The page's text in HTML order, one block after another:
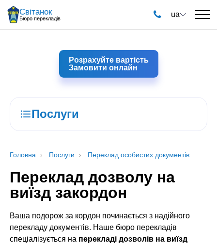
Світанок
Бюро перекладів ua
Розрахуйте вартість
Замовити онлайн
Послуги
Головна Послуги Переклад особистих документів
Переклад дозволу на
виїзд закордон
Ваша подорож за кордон починається з надійного
перекладу документів. Наше бюро перекладів
спеціалізується на перекладі дозволів на виїзд